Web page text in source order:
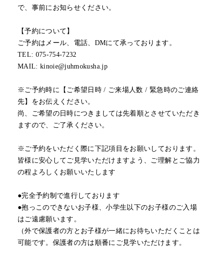
で、事前にお知らせください。
【予約について】
ご予約はメール、電話、DMにて承っております。
TEL: 075-754-7232
MAIL: kinoie@juhmokusha.jp
※ご予約時に【ご希望日時 / ご来場人数 / 緊急時のご連絡
先】をお伝えください。
尚、ご希望の日時につきましては先着順とさせていただき
ますので、ご了承ください。
※ご予約をいただく際に下記項目をお願いしております。
皆様に安心してご見学いただけますよう、ご理解とご協力
の程よろしくお願いいたします
●完全予約制で進行しております
●抱っこのできないお子様、小学生以下のお子様のご入場
はご遠慮願います。
（外で保護者の方とお子様が一緒にお待ちいただくことは
可能です。保護者の方は順番にご見学いただけます。